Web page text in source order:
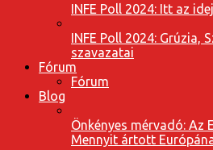
INFE Poll 2024: Itt az
INFE Poll 2024: Grúzia,
szavazatai
Fórum
Fórum
Blog
Önkényes mérvadó: Az
Mennyit ártott